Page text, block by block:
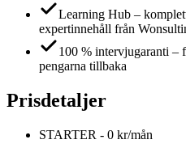
Learning Hub –
expertinnehåll från
100 % intervjugaranti –
pengarna tillbaka
Prisdetaljer
STARTER - 0 kr/mån